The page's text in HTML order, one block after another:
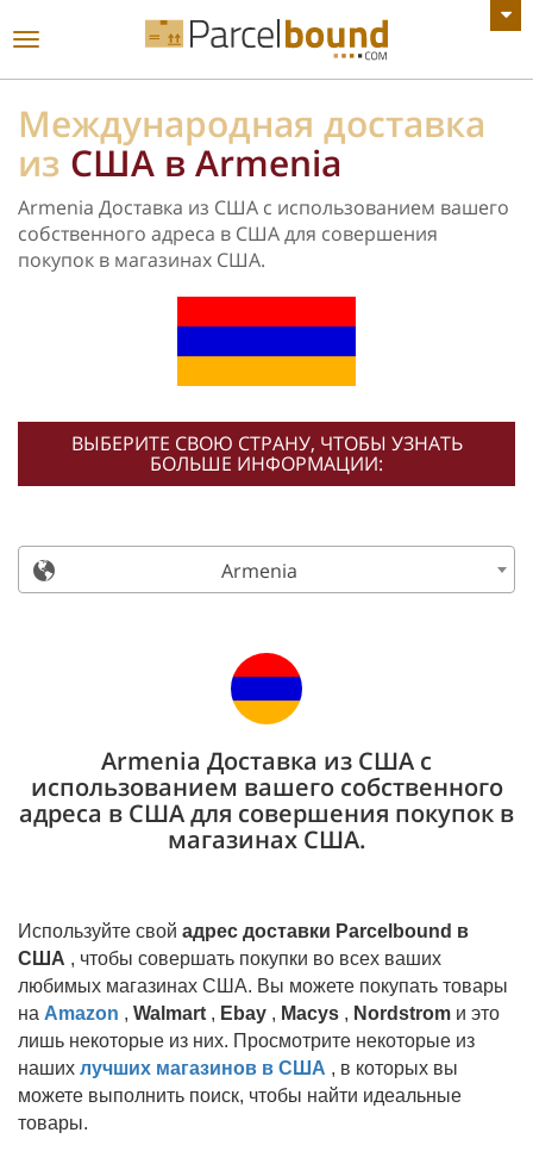
ПОСМОТРЕТЬ ВСЕ ОБЪЯВЛЕНИЯ
Переключить
Международная доставка
из США в Armenia
Armenia Доставка из США с использованием вашего
собственного адреса в США для совершения
покупок в магазинах США.
ВЫБЕРИТЕ СВОЮ СТРАНУ, ЧТОБЫ УЗНАТЬ
БОЛЬШЕ ИНФОРМАЦИИ:
Armenia
Armenia Доставка из США с
использованием вашего собственного
адреса в США для совершения покупок в
магазинах США.
Используйте свой адрес доставки Parcelbound в
США , чтобы совершать покупки во всех ваших
любимых магазинах США. Вы можете покупать товары
на Amazon , Walmart , Ebay , Macys , Nordstrom и это
лишь некоторые из них. Просмотрите некоторые из
наших лучших магазинов в США , в которых вы
можете выполнить поиск, чтобы найти идеальные
товары.